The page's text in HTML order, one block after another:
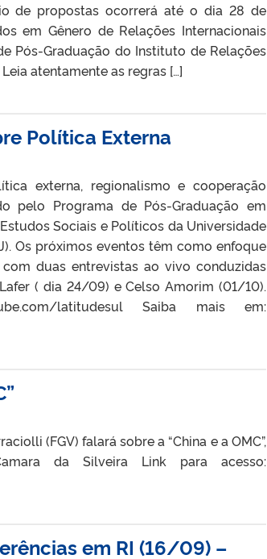
de propostas ocorrerá até o dia 28 de
em Gênero de Relações Internacionais
Pós-Graduação do Instituto de Relações
atentamente as regras […]
Política Externa
externa, regionalismo e cooperação
pelo Programa de Pós-Graduação em
Sociais e Políticos da Universidade
Os próximos eventos têm como enfoque
duas entrevistas ao vivo conduzidas
( dia 24/09) e Celso Amorim (01/10).
latitudesul Saiba mais em:
(FGV) falará sobre a “China e a OMC”,
da Silveira Link para acesso:
em RI (16/09) –